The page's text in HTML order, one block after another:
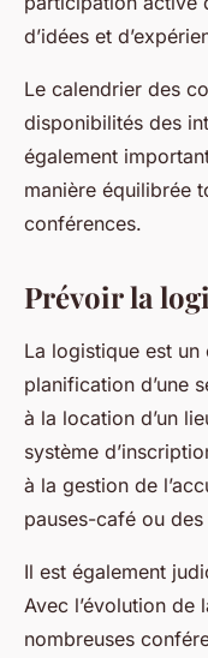
d’idées et
Le calendrier des
disponibilités des
également
manière équilibrée
conférences.
Prévoir la
La logistique est un
planification d’une
à la location d’un
système
à la gestion de
pauses-café ou des
Il est également
Avec l’évolution de
nombreuses